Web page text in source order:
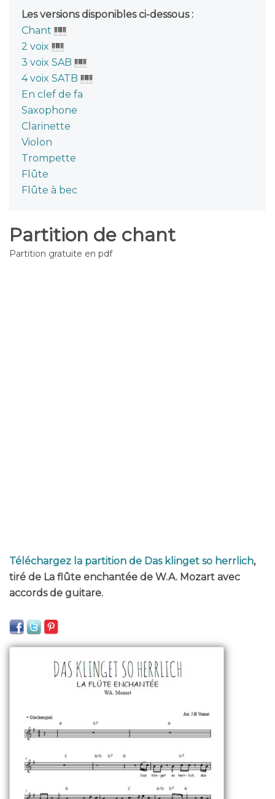
Les versions disponibles ci-dessous :
Chant
2 voix
3 voix SAB
4 voix SATB
En clef de fa
Saxophone
Clarinette
Violon
Trompette
Flûte
Flûte à bec
Partition de chant
Partition gratuite en pdf
Téléchargez la partition de Das klinget so herrlich,
tiré de La flûte enchantée de W.A. Mozart avec
accords de guitare.